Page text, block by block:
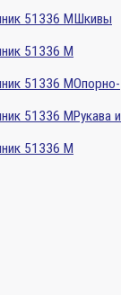
Шкивы
Опорно-
Рукава и